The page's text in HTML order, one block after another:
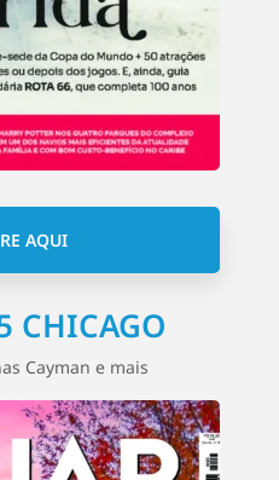
AQUI
CHICAGO
Cayman e mais